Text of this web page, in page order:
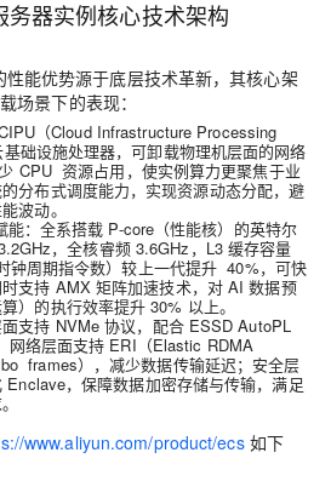
器实例核心技术架构
能优势源于底层技术革新，其核心架
场景下的表现：
（Cloud Infrastructure Processing
础设施处理器，可卸载物理机层面的网络
CPU 资源占用，使实例算力更聚焦于业
分布式调度能力，实现资源动态分配，避
波动。
能：全系搭载 P-core（性能核）的英特尔
，全核睿频 3.6GHz，L3 缓存容量
钟周期指令数）较上一代提升 40%，可快
支持 AMX 矩阵加速技术，对 AI 数据预
）的执行效率提升 30% 以上。
支持 NVMe 协议，配合 ESSD AutoPL
络层面支持 ERI（Elastic RDMA
frames），减少数据传输延迟；安全层
，保障数据加密存储与传输，满足
www.aliyun.com/product/ecs如下